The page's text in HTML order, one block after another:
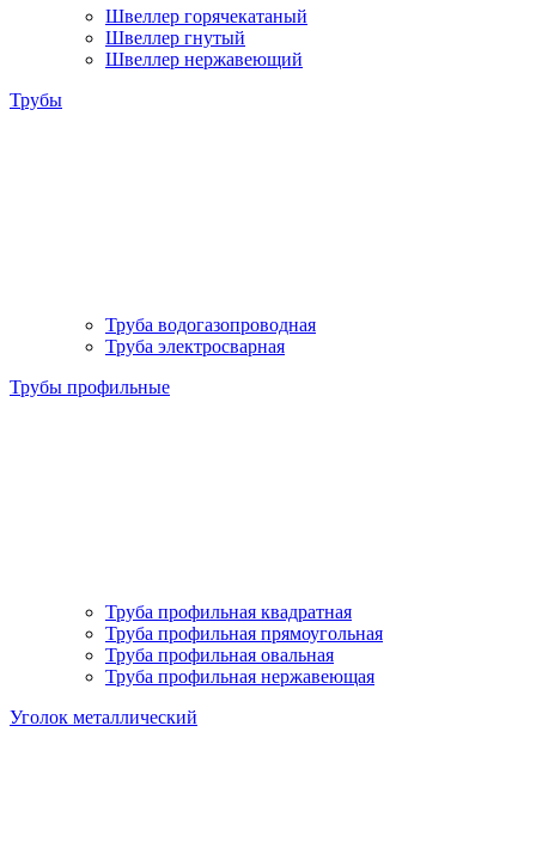
Швеллер горячекатаный
Швеллер гнутый
Швеллер нержавеющий
Трубы
Труба водогазопроводная
Труба электросварная
Трубы профильные
Труба профильная квадратная
Труба профильная прямоугольная
Труба профильная овальная
Труба профильная нержавеющая
Уголок металлический